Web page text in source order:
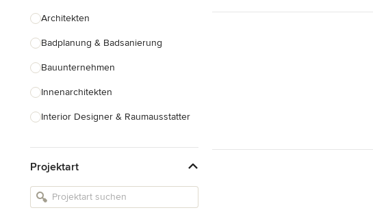
Architekten
Badplanung & Badsanierung
Bauunternehmen
Innenarchitekten
Interior Designer & Raumausstatter
Landschaftsarchitekten
Armaturen & Sanitärbedarf
Projektart